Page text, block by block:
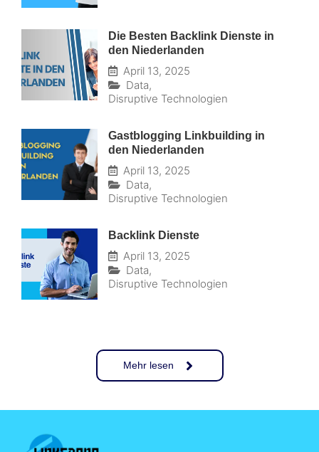
Die Besten Backlink Dienste in
den Niederlanden
April 13, 2025
Data,
Disruptive Technologien
Gastblogging Linkbuilding in
den Niederlanden
April 13, 2025
Data,
Disruptive Technologien
Backlink Dienste
April 13, 2025
Data,
Disruptive Technologien
Mehr lesen